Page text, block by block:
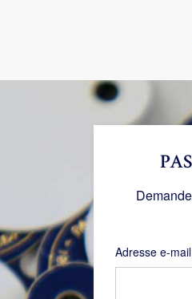
Adresse e-mail